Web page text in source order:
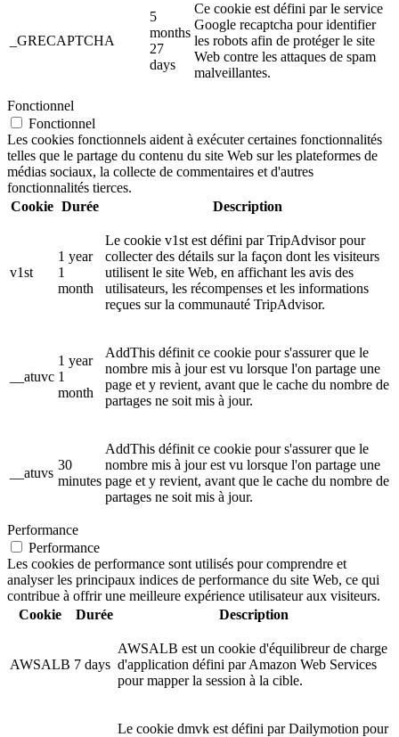
_GRECAPTCHA
5
months
27
days
Ce cookie est défini par le service
Google recaptcha pour identifier
les robots afin de protéger le site
Web contre les attaques de spam
malveillantes.
Fonctionnel
Fonctionnel
Les cookies fonctionnels aident à exécuter certaines fonctionnalités
telles que le partage du contenu du site Web sur les plateformes de
médias sociaux, la collecte de commentaires et d'autres
fonctionnalités tierces.
Cookie Durée Description
v1st
1 year
1
month
Le cookie v1st est défini par TripAdvisor pour
collecter des détails sur la façon dont les visiteurs
utilisent le site Web, en affichant les avis des
utilisateurs, les récompenses et les informations
reçues sur la communauté TripAdvisor.
__atuvc
1 year
1
month
AddThis définit ce cookie pour s'assurer que le
nombre mis à jour est vu lorsque l'on partage une
page et y revient, avant que le cache du nombre de
partages ne soit mis à jour.
__atuvs
30
minutes
AddThis définit ce cookie pour s'assurer que le
nombre mis à jour est vu lorsque l'on partage une
page et y revient, avant que le cache du nombre de
partages ne soit mis à jour.
Performance
Performance
Les cookies de performance sont utilisés pour comprendre et
analyser les principaux indices de performance du site Web, ce qui
contribue à offrir une meilleure expérience utilisateur aux visiteurs.
Cookie
Durée Description
AWSALB 7 days
AWSALB est un cookie d'équilibreur de charge
d'application défini par Amazon Web Services
pour mapper la session à la cible.
Le cookie dmvk est défini par Dailymotion pour